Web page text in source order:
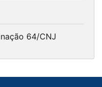
64/CNJ